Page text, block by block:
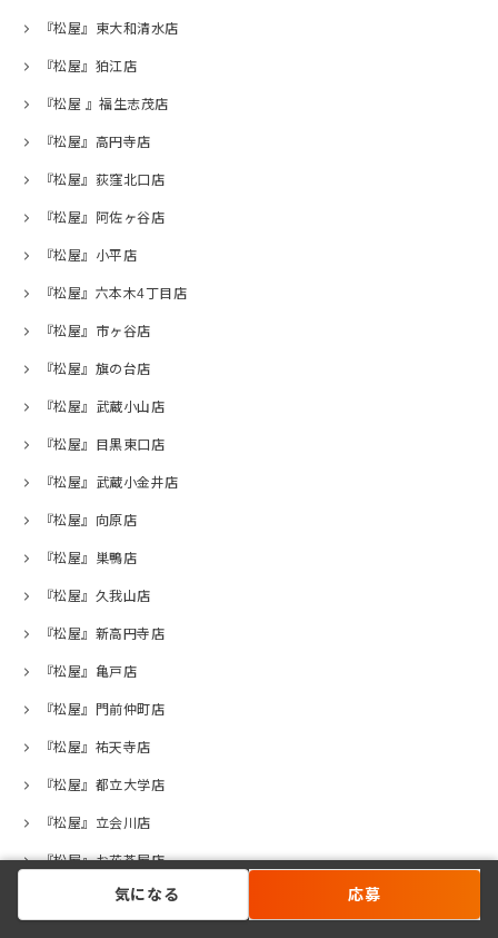
『松屋』東大和清水店
『松屋』狛江店
『松屋 』福生志茂店
『松屋』高円寺店
『松屋』荻窪北口店
『松屋』阿佐ヶ谷店
『松屋』小平店
『松屋』六本木4丁目店
『松屋』市ヶ谷店
『松屋』旗の台店
『松屋』武蔵小山店
『松屋』目黒東口店
『松屋』武蔵小金井店
『松屋』向原店
『松屋』巣鴨店
『松屋』久我山店
『松屋』新高円寺店
『松屋』亀戸店
『松屋』門前仲町店
『松屋』祐天寺店
『松屋』都立大学店
『松屋』立会川店
『松屋』お花茶屋店
『松屋』荻窪西口店
気になる 応募